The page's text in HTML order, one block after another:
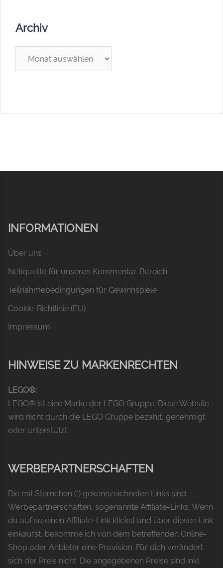
Archiv
INFORMATIONEN
Über uns
Netiquette für unseren Kommentar-Bereich
Teilnahmebedingungen für Gewinnspiele
Cookie-Richtlinie (EU)
Impressum
HINWEISE ZU MARKENRECHTEN
LEGO®:
LEGO® ist eine Marke der LEGO Gruppe. Diese Website
wird nicht durch die LEGO Gruppe bezahlt, genehmigt
oder unterstützt.
WERBEPARTNERSCHAFTEN
Die mit Sternchen (*) gekennzeichneten Links sind
Werbepartnerschaften, sogenannte Affiliate-Links. Wenn
du auf so einen Affiliate-Link klickst und über diesen Link
einkaufst, bekomme ich von dem betreffenden Online-
Shop oder Anbieter eine Provision. Für dich verändert
sich der Preis nicht. Die angegebenen Preise sind inkl.